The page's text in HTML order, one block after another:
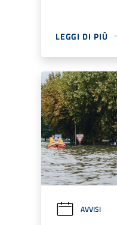
LEGGI DI PIÙ
AVVISI